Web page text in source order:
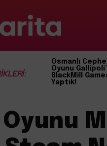
Osmanlı
Oyunu
BlackMill
Yaptık!